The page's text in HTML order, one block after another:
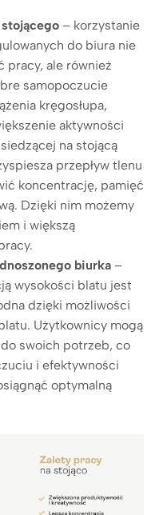
– korzystanie
do biura nie
pracy, ale również
samopoczucie
kręgosłupa,
aktywności
na stojącą
przepływ tlenu
koncentrację, pamięć
Dzięki nim możemy
i większą
biurka –
wysokości blatu jest
dzięki możliwości
Użytkownicy mogą
swoich potrzeb, co
i efektywności
optymalną